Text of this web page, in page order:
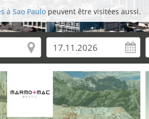
à Sao Paulo peuvent être visitées aussi.